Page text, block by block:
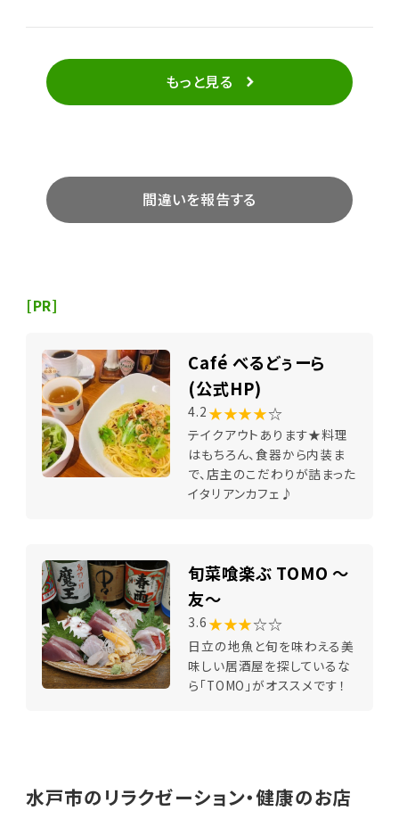
もっと見る
間違いを報告する
[PR]
Café べるどぅーら
(公式HP)
4.2 ★★★★☆
テイクアウトあります★料理
はもちろん、食器から内装ま
で、店主のこだわりが詰まった
イタリアンカフェ♪
旬菜喰楽ぶ TOMO ～
友～
3.6 ★★★☆☆
日立の地魚と旬を味わえる美
味しい居酒屋を探しているな
ら「TOMO」がオススメです！
水戸市のリラクゼーション・健康のお店